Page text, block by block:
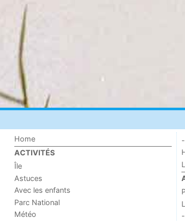
Home
ACTIVITÉS
Île
Astuces
Avec les enfants
Parc National
Météo